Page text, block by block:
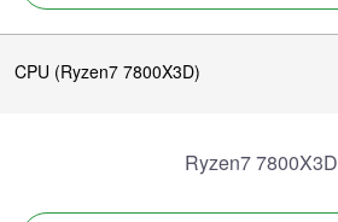
CPU (Ryzen7 7800X3D)
Ryzen7 7800X3D